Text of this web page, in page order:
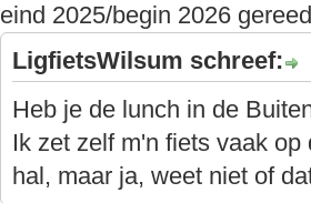
eind 2025/begin 2026
LigfietsWilsum schreef:
Heb je de lunch in de
Ik zet zelf m'n fiets vaak
hal, maar ja, weet niet of